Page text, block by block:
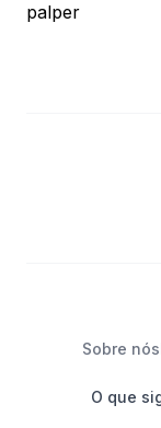
palper
Sobre nós
O que